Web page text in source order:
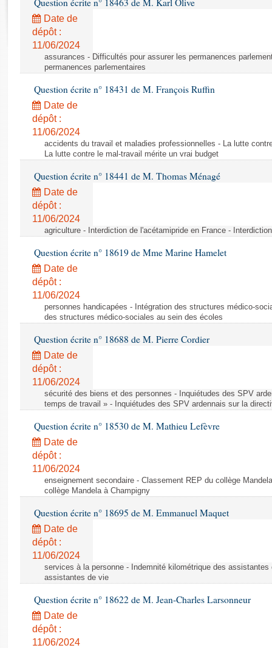
Rapports d'enquête
Rapports législatifs
Rapports sur l'application des lois
Baromètre de l’application des lois
Budget et sécurité sociale
Questions écrites et orales
Comptes rendus des débats
Question écrite n° 18463 de M. Karl Olive
Date de
dépôt :
11/06/2024
assurances - Difficultés pour assurer les permanences
permanences parlementaires
Question écrite n° 18431 de M. François Ruffin
Date de
dépôt :
11/06/2024
accidents du travail et maladies professionnelles - La lutte
La lutte contre le mal-travail mérite un vrai budget
Question écrite n° 18441 de M. Thomas Ménagé
Date de
dépôt :
11/06/2024
agriculture - Interdiction de l'acétamipride en France -
Question écrite n° 18619 de Mme Marine Hamelet
Date de
dépôt :
11/06/2024
personnes handicapées - Intégration des structures médico-
des structures médico-sociales au sein des écoles
Question écrite n° 18688 de M. Pierre Cordier
Date de
dépôt :
11/06/2024
sécurité des biens et des personnes - Inquiétudes des SPV
temps de travail » - Inquiétudes des SPV ardennais sur la
Question écrite n° 18530 de M. Mathieu Lefèvre
Date de
dépôt :
11/06/2024
enseignement secondaire - Classement REP du collège
collège Mandela à Champigny
Question écrite n° 18695 de M. Emmanuel Maquet
Date de
dépôt :
11/06/2024
services à la personne - Indemnité kilométrique des
assistantes de vie
Question écrite n° 18622 de M. Jean-Charles Larsonneur
Date de
dépôt :
11/06/2024